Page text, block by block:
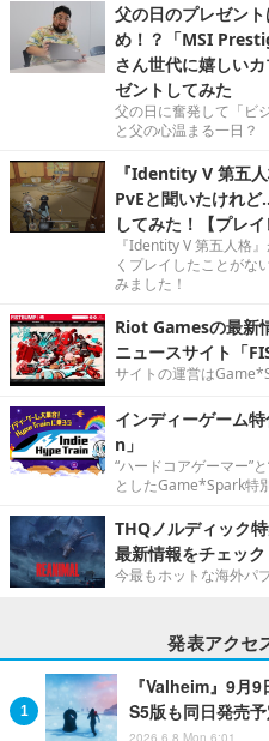
父の日のプレゼン
め！？「MSI
さん世代に嬉しい
ゼントしてみた
父の日に奮発して「ビ
と父の心温まる一日？
『Identity V 第五
PvEと聞いたけれ
してみた！【プレイ
『Identity V 第五人格
くプレイしたことがな
みました！
Riot Gamesの最新
ニュースサイト「
サイトの運営は
インディーゲーム
n」
“ハードコアゲーマー”
としたGame*Spark特
THQノルディック
最新情報をチェック
今最もホットな海外パ
発表アクセ
『Valheim』9月
S5版も同日発売
2026.6.8 Mon 6:01